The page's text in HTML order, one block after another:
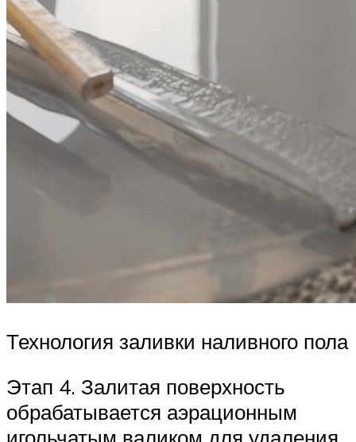
Технология заливки наливного пола
Этап 4. Залитая поверхность
обрабатывается аэрационным